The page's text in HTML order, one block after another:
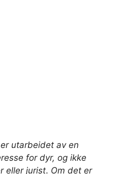
utarbeidet av en
for dyr, og ikke
eller jurist. Om det er